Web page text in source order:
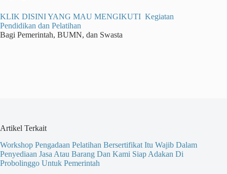
KLIK DISINI YANG MAU MENGIKUTI Kegiatan
Pendidikan dan Pelatihan
Bagi Pemerintah, BUMN, dan Swasta
Artikel Terkait
Workshop Pengadaan Pelatihan Bersertifikat Itu Wajib Dalam
Penyediaan Jasa Atau Barang Dan Kami Siap Adakan Di
Probolinggo Untuk Pemerintah